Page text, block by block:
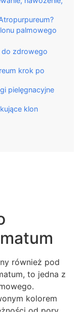
palmowego
do zdrowego
krok po
pielęgnacyjne
klon
również pod
to jedna z
kolorem